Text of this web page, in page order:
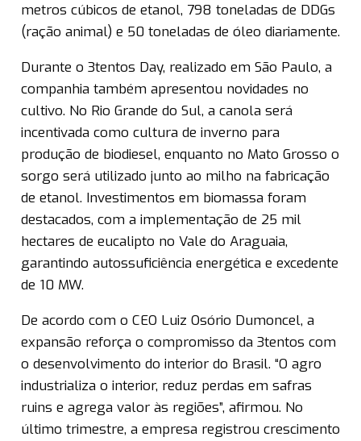
metros cúbicos de etanol, 798 toneladas de DDGs
(ração animal) e 50 toneladas de óleo diariamente.
Durante o 3tentos Day, realizado em São Paulo, a
companhia também apresentou novidades no
cultivo. No Rio Grande do Sul, a canola será
incentivada como cultura de inverno para
produção de biodiesel, enquanto no Mato Grosso o
sorgo será utilizado junto ao milho na fabricação
de etanol. Investimentos em biomassa foram
destacados, com a implementação de 25 mil
hectares de eucalipto no Vale do Araguaia,
garantindo autossuficiência energética e excedente
de 10 MW.
De acordo com o CEO Luiz Osório Dumoncel, a
expansão reforça o compromisso da 3tentos com
o desenvolvimento do interior do Brasil. “O agro
industrializa o interior, reduz perdas em safras
ruins e agrega valor às regiões”, afirmou. No
último trimestre, a empresa registrou crescimento